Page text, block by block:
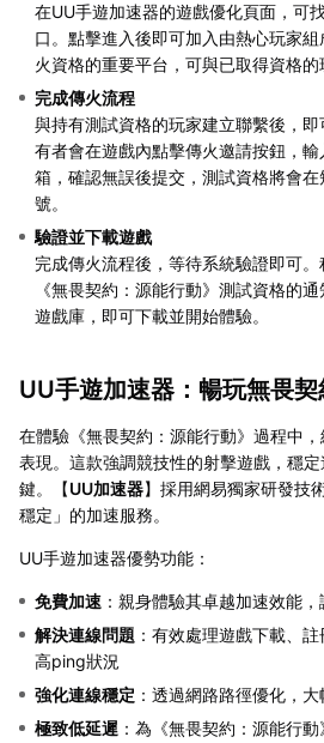
在UU手遊加速器的遊戲優化頁面，可
口。點擊進入後即可加入由熱心玩家
火資格的重要平台，可與已取得資格的
完成傳火流程
與持有測試資格的玩家建立聯繫後，
有者會在遊戲內點擊傳火邀請按鈕，
箱，確認無誤後提交，測試資格將會
號。
驗證並下載遊戲
完成傳火流程後，等待系統驗證即可
《無畏契約：源能行動》測試資格的
遊戲庫，即可下載並開始體驗。
UU手遊加速器：暢玩無畏
在體驗《無畏契約：源能行動》過程中
表現。這款強調競技性的射擊遊戲，穩
鍵。【UU加速器】採用網易獨家研發技
穩定」的加速服務。
UU手遊加速器優勢功能：
免費加速 ：親身體驗其卓越加速效能，
解決連線問題 ：有效處理遊戲下載、
高ping狀況
強化連線穩定 ：透過網路路徑優化，
極致低延遲 ：為《無畏契約：源能行